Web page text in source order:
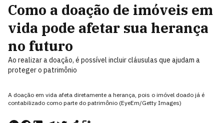
Como a doação de imóveis em
vida pode afetar sua herança
no futuro
Ao realizar a doação, é possível incluir cláusulas que ajudam a
proteger o patrimônio
A doação em vida afeta diretamente a herança, pois o imóvel doado já é
contabilizado como parte do patrimônio (EyeEm/Getty Images)